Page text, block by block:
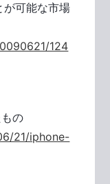
が可能な市場
124
の
21/iphone-